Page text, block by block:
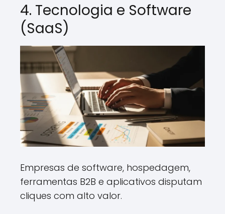
4. Tecnologia e Software
(SaaS)
Empresas de software, hospedagem,
ferramentas B2B e aplicativos disputam
cliques com alto valor.